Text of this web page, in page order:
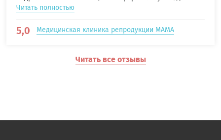
Читать полностью
5,0 Медицинская клиника репродукции МАМА
Читать все отзывы